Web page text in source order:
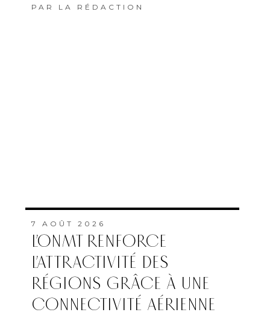
PAR LA RÉDACTION
7 AOÛT 2026
L’ONMT RENFORCE
L’ATTRACTIVITÉ DES
RÉGIONS GRÂCE À UNE
CONNECTIVITÉ AÉRIENNE